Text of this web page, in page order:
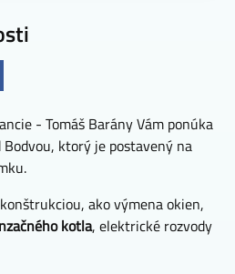
- Tomáš Barány Vám ponúka
ktorý je postavený na
ako výmena okien,
kotla, elektrické rozvody